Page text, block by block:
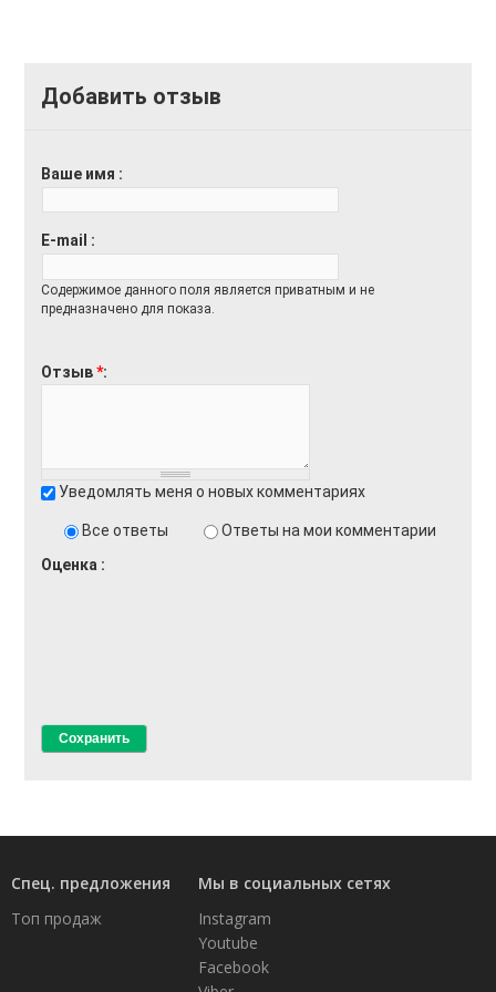
Возврат товара
Добавить отзыв
Ваше имя
E-mail
Содержимое данного поля является приватным и не
предназначено для показа.
Отзыв*
Уведомлять меня о новых комментариях
Все ответы
Ответы на мои комментарии
Оценка
Спец. предложения
Топ продаж
Мы в социальных сетях
Instagram
Youtube
Facebook